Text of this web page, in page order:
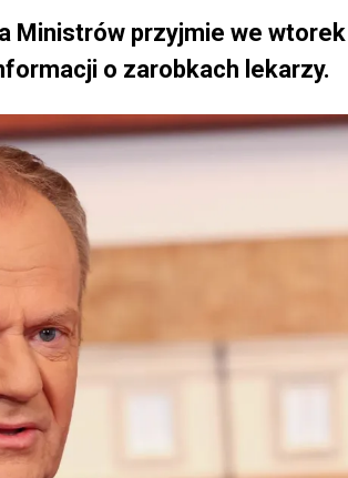
Ministrów przyjmie we
o zarobkach lekarzy.